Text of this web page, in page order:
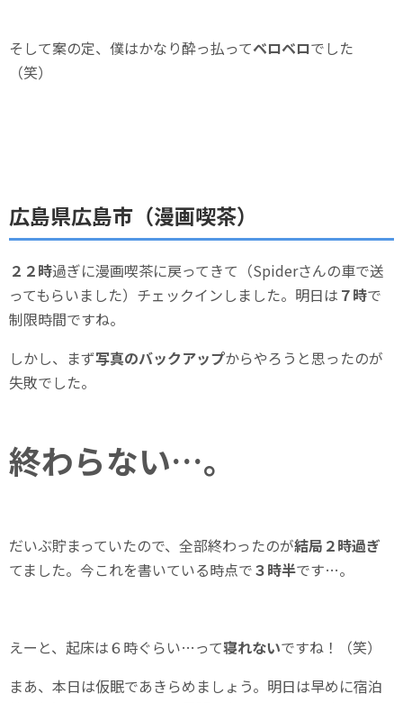
そして案の定、僕はかなり酔っ払ってベロベロでした
（笑）
広島県広島市（漫画喫茶）
２２時過ぎに漫画喫茶に戻ってきて（Spiderさんの車で送
ってもらいました）チェックインしました。明日は ７時で
制限時間ですね。
しかし、まず写真のバックアップからやろうと思ったのが
失敗でした。
終わらない…。
だいぶ貯まっていたので、全部終わったのが結局２時過ぎ
てました。今これを書いている時点で３時半です…。
えーと、起床は６時ぐらい…って寝れないですね！（笑）
まあ、本日は仮眠であきらめましょう。明日は早めに宿泊